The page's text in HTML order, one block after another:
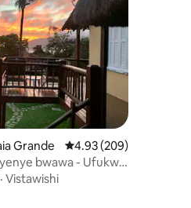
ya 5, tathmini 255
Grande Ukadiriaji wa wastani
4.93 (209)
bwawa - Ufukwe
· Vistawishi